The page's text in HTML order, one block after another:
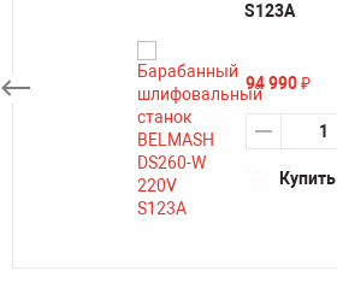
S123A
94 990₽
Купить